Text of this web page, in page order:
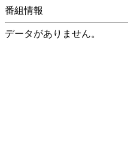
番組情報
データがありません。